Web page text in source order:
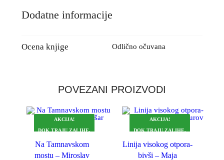
Dodatne informacije
Ocena knjige Odlično očuvana
POVEZANI PROIZVODI
AKCIJA!
DOK TRAJU ZALIHE.
Na Tamnavskom
mostu – Miroslav
AKCIJA!
DOK TRAJU ZALIHE.
Linija visokog otpora-
bivši – Maja